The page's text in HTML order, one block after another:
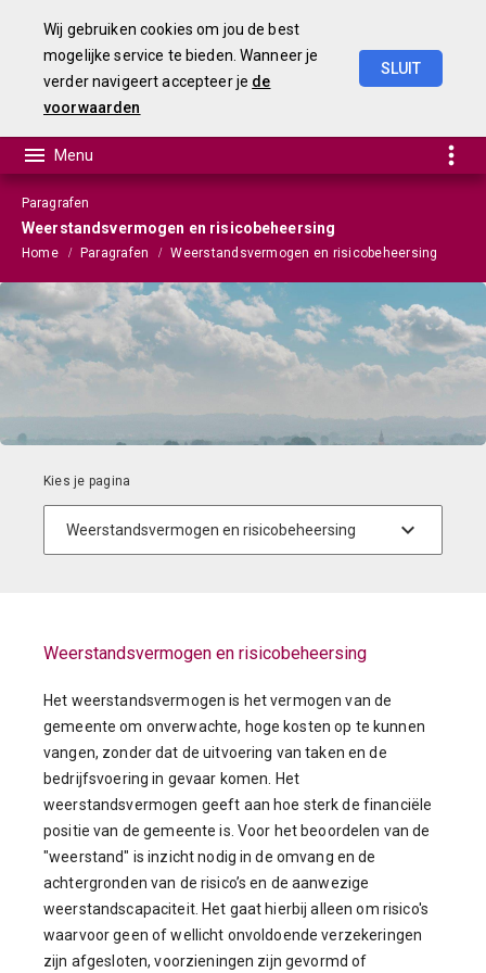
Wij gebruiken cookies om jou de best
mogelijke service te bieden. Wanneer je
verder navigeert accepteer je de
voorwaarden
SLUIT
Paragrafen
Weerstandsvermogen en risicobeheersing
Home Paragrafen Weerstandsvermogen en risicobeheersing
Weerstandsvermogen en risicobeheersing
Het weerstandsvermogen is het vermogen van de
gemeente om onverwachte, hoge kosten op te kunnen
vangen, zonder dat de uitvoering van taken en de
bedrijfsvoering in gevaar komen. Het
weerstandsvermogen geeft aan hoe sterk de financiële
positie van de gemeente is. Voor het beoordelen van de
"weerstand" is inzicht nodig in de omvang en de
achtergronden van de risico’s en de aanwezige
weerstandscapaciteit. Het gaat hierbij alleen om risico's
waarvoor geen of wellicht onvoldoende verzekeringen
zijn afgesloten, voorzieningen zijn gevormd of